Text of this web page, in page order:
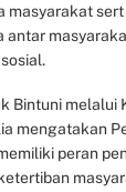
masyarakat
antar
Bintuni melalui
mengatakan
peran